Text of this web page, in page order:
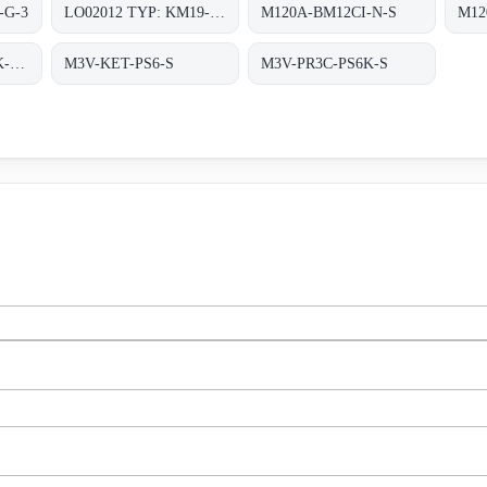
G-3 M120A-BM12CI-N-S
M3V-KET-PS6-S M3V-PR3C-PS6K-S